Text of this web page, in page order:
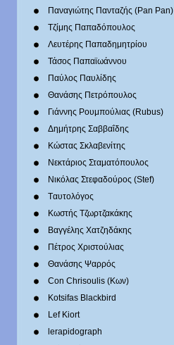
Παναγιώτης Πανταζής (Pan Pan)
Τζίμης Παπαδόπουλος
Λευτέρης Παπαδημητρίου
Τάσος Παπαϊωάννου
Παύλος Παυλίδης
Θανάσης Πετρόπουλος
Γιάννης Ρουμπούλιας (Rubus)
Δημήτρης Σαββαΐδης
Κώστας Σκλαβενίτης
Νεκτάριος Σταματόπουλος
Νικόλας Στεφαδούρος (Stef)
Tαυτολόγος
Κωστής Τζωρτζακάκης
Βαγγέλης Χατζηδάκης
Πέτρος Χριστούλιας
Θανάσης Ψαρρός
Con Chrisoulis (Κων)
Kotsifas Blackbird
Lef Kiort
lerapidograph